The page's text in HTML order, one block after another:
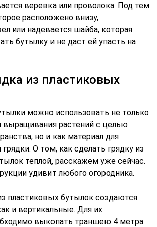
веревка или проволока. Под тем
расположено внизу,
или надевается шайба, которая
бутылку и не даст ей упасть на
из пластиковых
можно использовать не только
выращивания растений с целью
но и как материал для
грядки. О том, как сделать грядку из
теплой, расскажем уже сейчас.
удивит любого огородника.
пластиковых бутылок создаются
и вертикальные. Для их
выкопать траншею 4 метра